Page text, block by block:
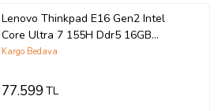
Lenovo Thinkpad E16 Gen2 Intel
Core Ultra 7 155H Ddr5 16GB
512GB SSD Intel® Aı Boost 16"
Taşınabilir Bilgisayar
Kargo Bedava
77.599TL